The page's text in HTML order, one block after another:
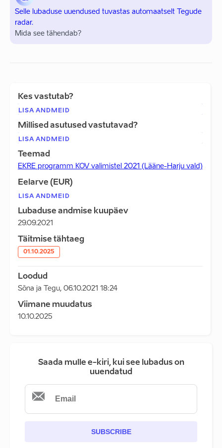
Selle lubaduse uuendused tuvastas automaatselt Tegude
radar.
Mida see tähendab?
Kes vastutab?
LISA ANDMEID
Millised asutused vastutavad?
LISA ANDMEID
Teemad
EKRE programm KOV valimistel 2021 (Lääne-Harju vald)
Eelarve (EUR)
LISA ANDMEID
Lubaduse andmise kuupäev
29.09.2021
Täitmise tähtaeg
01.10.2025
Loodud
Sõna ja Tegu, 06.10.2021 18:24
Viimane muudatus
10.10.2025
Saada mulle e-kiri, kui see lubadus on
uuendatud
SUBSCRIBE